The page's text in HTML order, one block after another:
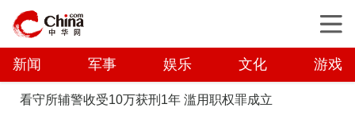
新闻 军事 娱乐 文化 游戏
看守所辅警收受10万获刑1年 滥用职权罪成立